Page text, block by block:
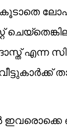
എന്ന